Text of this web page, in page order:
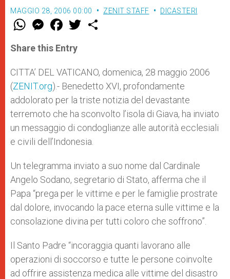
MAGGIO 28, 2006 00:00 ZENIT STAFF DICASTERI
W
t
s
p
p
M
e
s
e
g
e
r
F
a
e
b
o
k
w
r
Share this Entry
CITTA’ DEL VATICANO, domenica, 28 maggio 2006
(ZENIT.org).- Benedetto XVI, profondamente
addolorato per la triste notizia del devastante
terremoto che ha sconvolto l’isola di Giava, ha inviato
un messaggio di condoglianze alle autorità ecclesiali
e civili dell’Indonesia.
Un telegramma inviato a suo nome dal Cardinale
Angelo Sodano, segretario di Stato, afferma che il
Papa “prega per le vittime e per le famiglie prostrate
dal dolore, invocando la pace eterna sulle vittime e la
consolazione divina per tutti coloro che soffrono”.
Il Santo Padre “incoraggia quanti lavorano alle
operazioni di soccorso e tutte le persone coinvolte
ad offrire assistenza medica alle vittime del disastro